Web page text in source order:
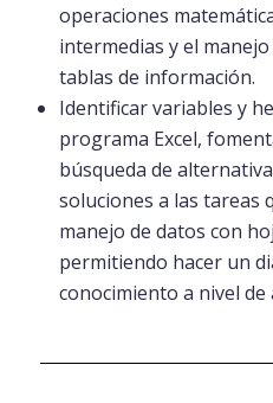
operaciones
intermedias y el
tablas de información.
Identificar variables y
programa Excel,
búsqueda de
soluciones a las tareas
manejo de datos con
permitiendo hacer un
conocimiento a nivel de